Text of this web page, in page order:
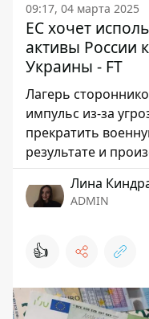
09:17, 04 марта 2025
ЕС хочет
активы России
Украины - FT
Лагерь
импульс из-за
прекратить
результате и
Лина
ADMIN
👍